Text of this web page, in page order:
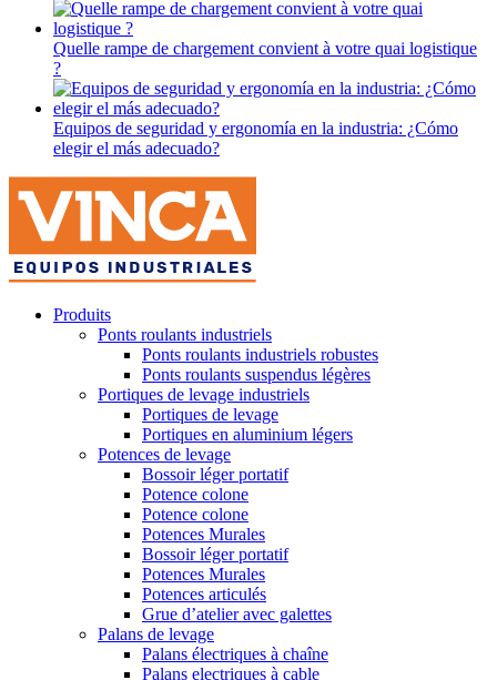
Quelle rampe de chargement convient à votre quai logistique
?
Equipos de seguridad y ergonomía en la industria: ¿Cómo
elegir el más adecuado?
Produits
Ponts roulants industriels
Ponts roulants industriels robustes
Ponts roulants suspendus légères
Portiques de levage industriels
Portiques de levage
Portiques en aluminium légers
Potences de levage
Bossoir léger portatif
Potence colone
Potence colone
Potences Murales
Bossoir léger portatif
Potences Murales
Potences articulés
Grue d’atelier avec galettes
Palans de levage
Palans électriques à chaîne
Palans electriques à cable